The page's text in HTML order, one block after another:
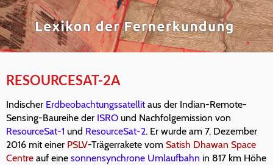
RESOURCESAT-2A
Indischer Erdbeobachtungssatellitaus der Indian-Remote-
Sensing-Baureihe der ISRO und Nachfolgemission von
ResourceSat-1 und ResourceSat-2. Er wurde am 7. Dezember
2016 mit einer PSLV-Trägerrakete vom Satish Dhawan Space
Centre auf eine sonnensynchrone Umlaufbahn in 817 km Höhe